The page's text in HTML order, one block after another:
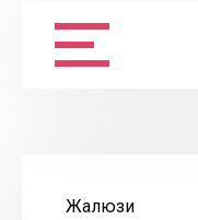
Жалюзи